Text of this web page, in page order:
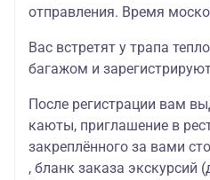
отправления. Время
Вас встретят у трапа
багажом и
После регистрации вам
каюты, приглашение в
закреплённого за вами
, бланк заказа экскурсий